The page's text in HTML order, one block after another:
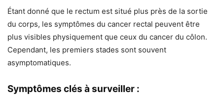
Étant donné que le rectum est situé plus près de la sortie
du corps, les symptômes du cancer rectal peuvent être
plus visibles physiquement que ceux du cancer du côlon.
Cependant, les premiers stades sont souvent
asymptomatiques.
Symptômes clés à surveiller :